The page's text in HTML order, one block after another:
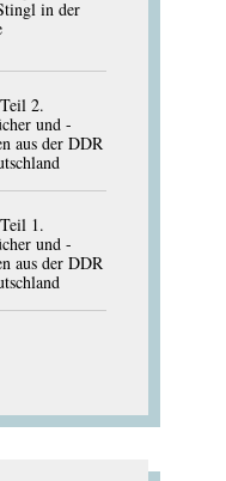
in der
2.
und -
aus der DDR
1.
und -
aus der DDR